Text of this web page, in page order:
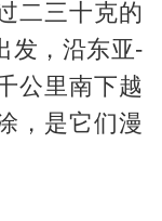
二三十克的
发，沿东亚-
公里南下越
，是它们漫